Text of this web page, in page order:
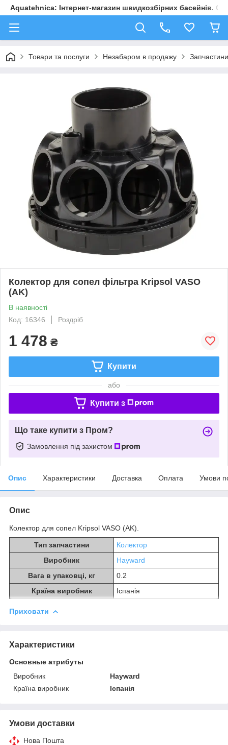
Aquatehnica: Інтернет-магазин швидкозбірних басейнів.
Товари та послуги Незабаром в продажу
Колектор для сопел фільтра Kripsol VASO
(AK)
В наявності
Код: 16346
Роздріб
1 478 ₴
Купити
або
Купити з
Що таке купити з Пром?
Замовлення під захистом
Опис Характеристики Доставка Оплата Умови
Опис
Колектор для сопел Kripsol VASO (AK).
Тип запчастини
Колектор
Виробник
Hayward
Вага в упаковці, кг
0.2
Країна виробник
Іспанія
Приховати
Характеристики
Основные атрибуты
Виробник
Hayward
Країна виробник
Іспанія
Умови доставки
Нова Пошта